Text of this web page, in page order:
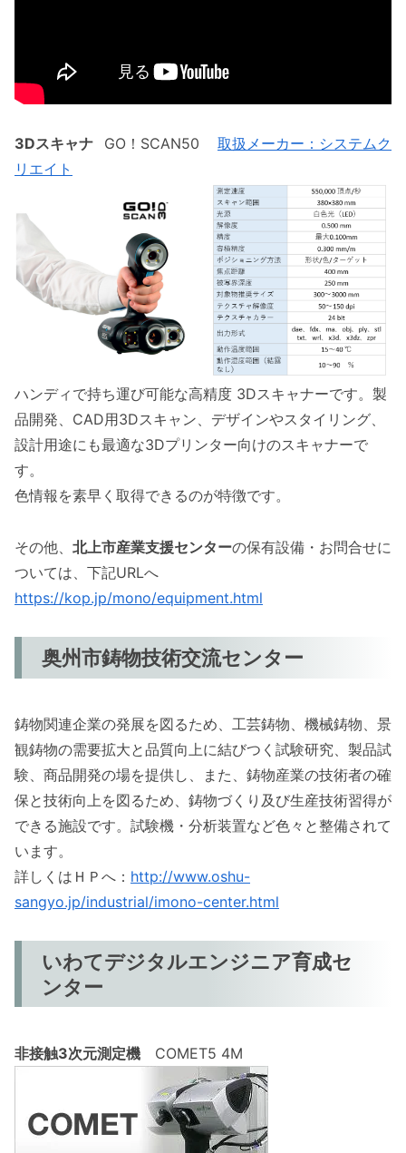
3Dスキャナ GO！SCAN50 取扱メーカー：システムク
リエイト
ハンディで持ち運び可能な高精度 3Dスキャナーです。製
品開発、CAD用3Dスキャン、デザインやスタイリング、
設計用途にも最適な3Dプリンター向けのスキャナーで
す。
色情報を素早く取得できるのが特徴です。
その他、 北上市産業支援センターの保有設備・お問合せに
ついては、下記URLへ
https://kop.jp/mono/equipment.html
奥州市鋳物技術交流センター
鋳物関連企業の発展を図るため、工芸鋳物、機械鋳物、景
観鋳物の需要拡大と品質向上に結びつく試験研究、製品試
験、商品開発の場を提供し、また、鋳物産業の技術者の確
保と技術向上を図るため、鋳物づくり及び生産技術習得が
できる施設です。試験機・分析装置など色々と整備されて
います。
詳しくはＨＰへ： http://www.oshu-
sangyo.jp/industrial/imono-center.html
いわてデジタルエンジニア育成セ
ンター
非接触3次元測定機 COMET5 4M